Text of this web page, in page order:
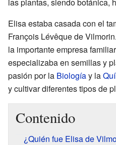
Elisa estaba casada con el
François Lévêque de
la importante empresa
especializaba en semillas y
pasión por la Biologíay la
y cultivar diferentes tipos de
Contenido
¿Quién fue Elisa de